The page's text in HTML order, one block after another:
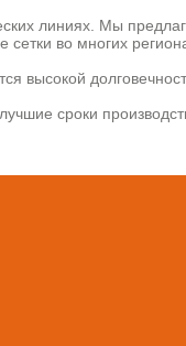
линиях. Мы
во многих
высокой
сроки